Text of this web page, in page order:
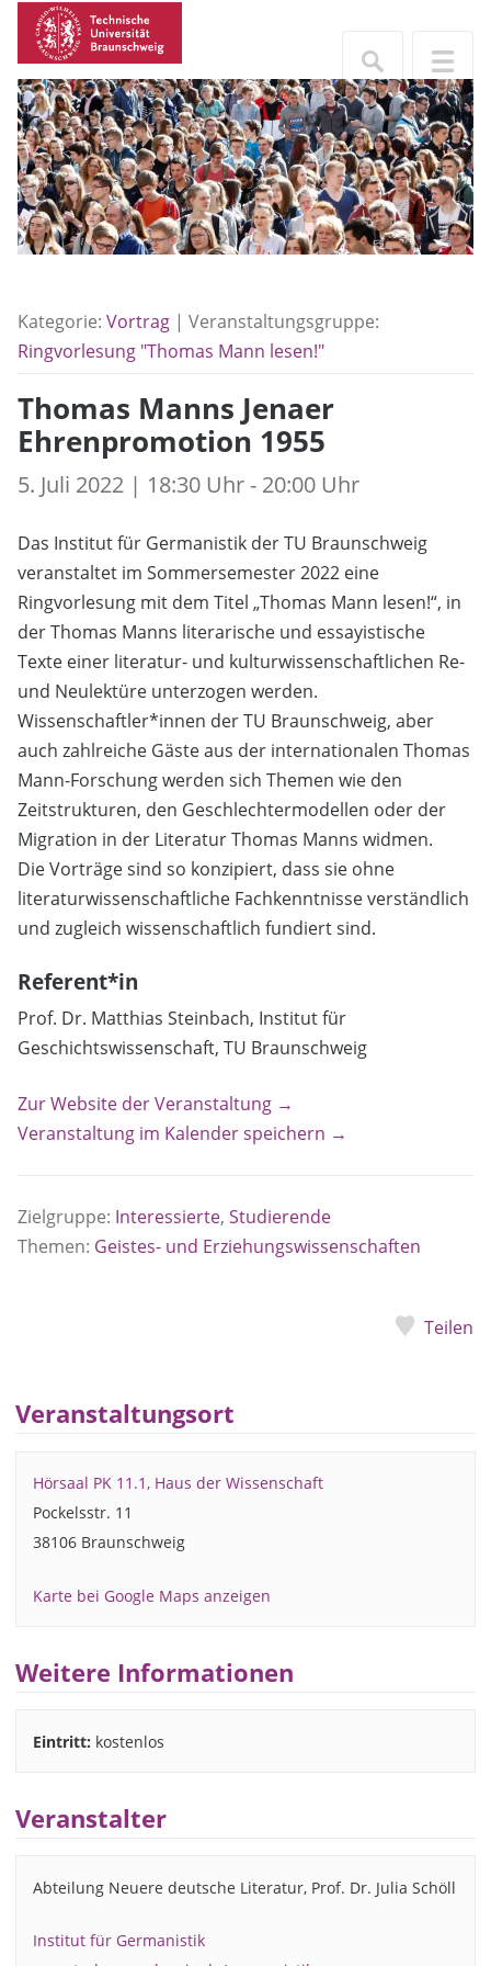
Kategorie: Vortrag | Veranstaltungsgruppe:
Ringvorlesung "Thomas Mann lesen!"
Thomas Manns Jenaer
Ehrenpromotion 1955
5. Juli 2022 | 18:30 Uhr - 20:00 Uhr
Das Institut für Germanistik der TU Braunschweig
veranstaltet im Sommersemester 2022 eine
Ringvorlesung mit dem Titel „Thomas Mann lesen!“, in
der Thomas Manns literarische und essayistische
Texte einer literatur- und kulturwissenschaftlichen Re-
und Neulektüre unterzogen werden.
Wissenschaftler*innen der TU Braunschweig, aber
auch zahlreiche Gäste aus der internationalen Thomas
Mann-Forschung werden sich Themen wie den
Zeitstrukturen, den Geschlechtermodellen oder der
Migration in der Literatur Thomas Manns widmen.
Die Vorträge sind so konzipiert, dass sie ohne
literaturwissenschaftliche Fachkenntnisse verständlich
und zugleich wissenschaftlich fundiert sind.
Referent*in
Prof. Dr. Matthias Steinbach, Institut für
Geschichtswissenschaft, TU Braunschweig
Zur Website der Veranstaltung →
Veranstaltung im Kalender speichern →
Zielgruppe: Interessierte, Studierende
Themen: Geistes- und Erziehungswissenschaften
Teilen
Veranstaltungsort
Hörsaal PK 11.1, Haus der Wissenschaft
Pockelsstr. 11
38106 Braunschweig
Karte bei Google Maps anzeigen
Weitere Informationen
Eintritt: kostenlos
Veranstalter
Abteilung Neuere deutsche Literatur, Prof. Dr. Julia Schöll
Institut für Germanistik